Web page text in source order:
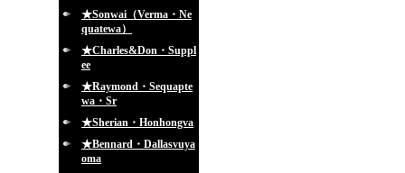
★Sonwai（Verma・Ne
quatewa）
★Charles&Don・Suppl
ee
★Raymond・Sequapte
wa・Sr
★Sherian・Honhongva
★Bennard・Dallasvuya
oma